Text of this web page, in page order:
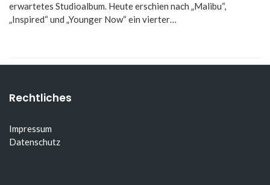
erwartetes Studioalbum. Heute erschien nach „Malibu“,
„Inspired“ und „Younger Now“ ein vierter…
Rechtliches
Impressum
Datenschutz